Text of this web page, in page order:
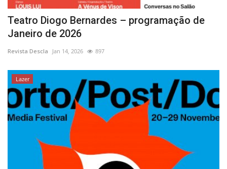
Sobre Nós
Educação
Estatuto Editorial
Saúde
Ficha técnica
Cultura
Teatro Diogo Bernardes – programação de
Janeiro de 2026
Revista Descla Jan 14, 2026 897
Lazer